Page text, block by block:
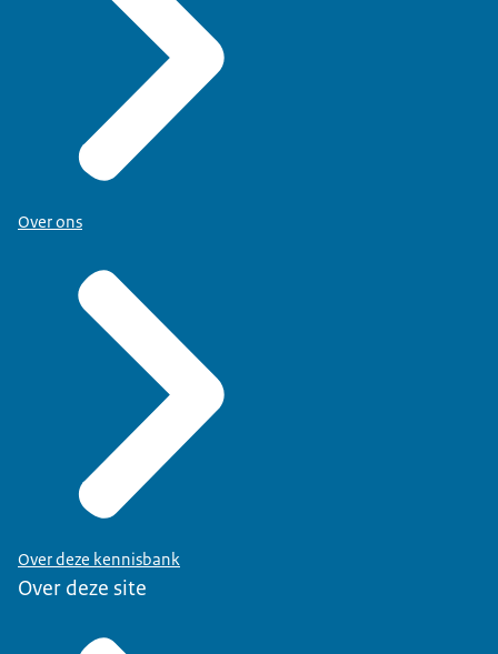
Over ons
Over deze kennisbank
Over deze site